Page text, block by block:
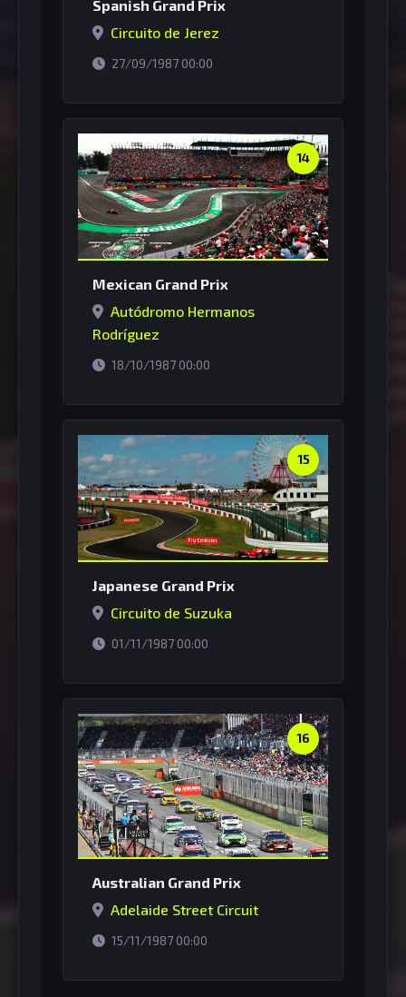
Spanish Grand Prix
Circuito de Jerez
27/09/1987 00:00
14
Mexican Grand Prix
Autódromo Hermanos
Rodríguez
18/10/1987 00:00
15
Japanese Grand Prix
Circuito de Suzuka
01/11/1987 00:00
16
Australian Grand Prix
Adelaide Street Circuit
15/11/1987 00:00